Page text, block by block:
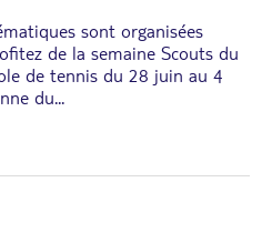
sont organisées
de la semaine Scouts du
de tennis du 28 juin au 4
du...